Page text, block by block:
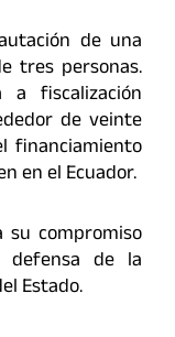
de una
tres personas.
a fiscalización
de veinte
financiamiento
en el Ecuador.
su compromiso
de la
Estado.